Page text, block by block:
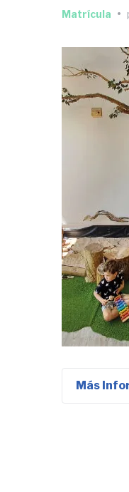
Matrícula •
Más